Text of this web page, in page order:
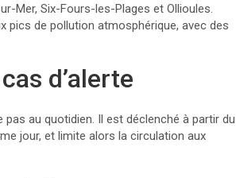
Mer, Six-Fours-les-Plages et Ollioules.
pics de pollution atmosphérique, avec des
d’alerte
au quotidien. Il est déclenché à partir du
jour, et limite alors la circulation aux